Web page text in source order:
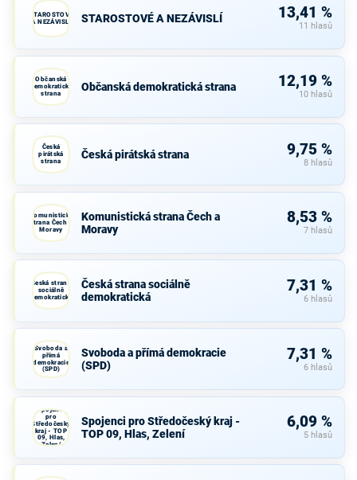
STAROSTOVÉ
A NEZÁVISLÍ
STAROSTOVÉ A NEZÁVISLÍ 13,41 %
11 hlasů
Občanská
demokratická
strana
Občanská demokratická strana 12,19 %
10 hlasů
Česká
pirátská
strana
Česká pirátská strana 9,75 %
8 hlasů
Komunistická
strana Čech a
Moravy
Komunistická strana Čech a
Moravy
8,53 %
7 hlasů
Česká strana
sociálně
demokratická
Česká strana sociálně
demokratická
7,31 %
6 hlasů
Svoboda a
přímá
demokracie
(SPD)
Svoboda a přímá demokracie
(SPD)
7,31 %
6 hlasů
Spojenci
pro
Středočeský
kraj - TOP
09, Hlas,
Zelení
Spojenci pro Středočeský kraj -
TOP 09, Hlas, Zelení
6,09 %
5 hlasů